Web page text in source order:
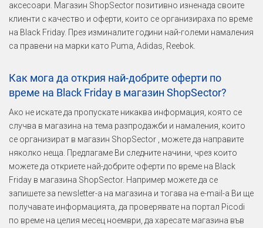
аксесоари. Магазин ShopSector позитивно изненада своите
клиенти с качество и оферти, които се организираха по време
на Black Friday. През изминалите години най-големи намаления
са правени на марки като Puma, Adidas, Reebok.
Как мога да открия най-добрите оферти по
време на Black Friday в магазин ShopSector?
Ако не искате да пропускате никаква информация, която се
случва в магазина на тема разпродажби и намаления, които
се организират в магазин ShopSector , можете да направите
няколко неща. Предлагаме Ви следните начини, чрез които
можете да откриете най-добрите оферти по време на Black
Friday в магазина ShopSector. Например можете да се
запишете за newsletter-а на магазина и тогава на e-mail-а Ви ще
получавате информацията, да проверявате на портал Picodi
по време на целия месец ноември, да харесате магазина във